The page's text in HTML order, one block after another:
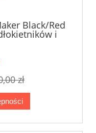
Black/Red
i
zł